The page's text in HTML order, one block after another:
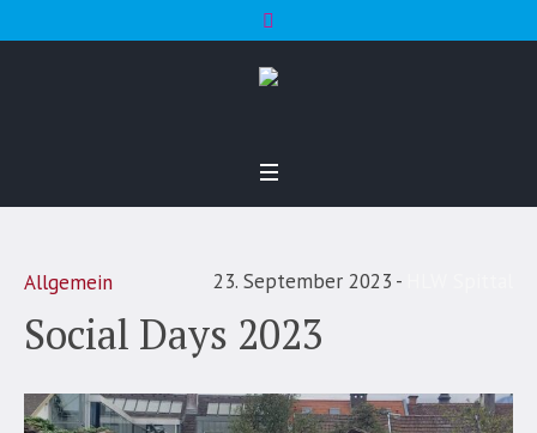
23. September 2023
Allgemein
Social Days 2023